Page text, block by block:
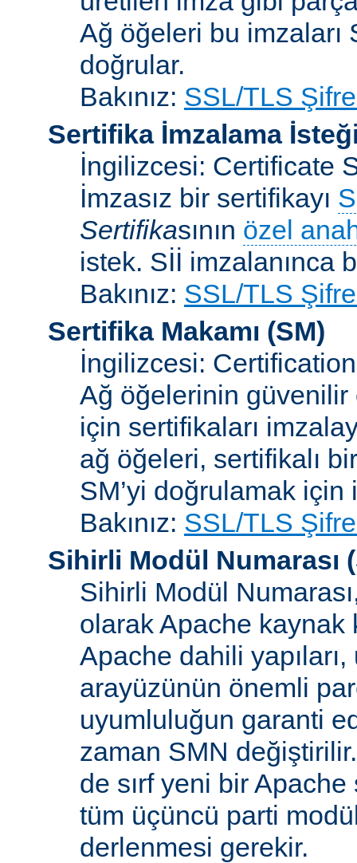
Ağ öğeleri bu imzaları
doğrular.
Bakınız: SSL/TLS
Sertifika İmzalama
İngilizcesi: Certificate
İmzasız bir sertifikayı
Sertifikasının özel
istek. Sİİ imzalanınca
Bakınız: SSL/TLS
Sertifika Makamı (SM)
İngilizcesi:
Ağ öğelerinin güvenilir
için sertifikaları
ağ öğeleri, sertifikalı
SM’yi doğrulamak için
Bakınız: SSL/TLS
Sihirli Modül Numarası (
Sihirli Modül
olarak Apache kaynak
Apache dahili
arayüzünün önemli
uyumluluğun garanti
zaman SMN
de sırf yeni bir
tüm üçüncü parti
derlenmesi gerekir.